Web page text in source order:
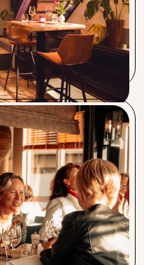
en diensten. Als
Nera Italiaanse
deze goede koffie te
Bistro Boudoir en
kwamen maken voelden
ons een vertrouwd
communicatie en een
bij Sable Blanc veel
over de service.